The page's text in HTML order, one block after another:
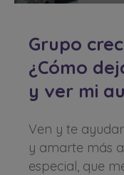
Grupo
¿Cómo
y ver mi
Ven y te
y amarte más
especial, que